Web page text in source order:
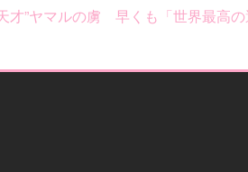
”ヤマルの虜 早くも「世界最高の